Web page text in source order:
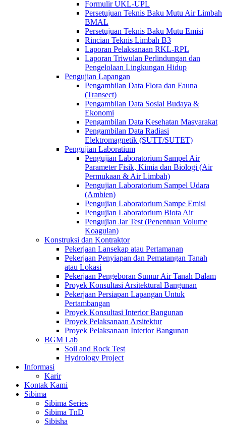
Formulir UKL-UPL
Persetujuan Teknis Baku Mutu Air Limbah
BMAL
Persetujuan Teknis Baku Mutu Emisi
Rincian Teknis Limbah B3
Laporan Pelaksanaan RKL-RPL
Laporan Triwulan Perlindungan dan
Pengelolaan Lingkungan Hidup
Pengujian Lapangan
Pengambilan Data Flora dan Fauna
(Transect)
Pengambilan Data Sosial Budaya &
Ekonomi
Pengambilan Data Kesehatan Masyarakat
Pengambilan Data Radiasi
Elektromagnetik (SUTT/SUTET)
Pengujian Laboratium
Pengujian Laboratorium Sampel Air
Parameter Fisik, Kimia dan Biologi (Air
Permukaan & Air Limbah)
Pengujian Laboratorium Sampel Udara
(Ambien)
Pengujian Laboratorium Sampe Emisi
Pengujian Laboratorium Biota Air
Pengujian Jar Test (Penentuan Volume
Koagulan)
Konstruksi dan Kontraktor
Pekerjaan Lansekap atau Pertamanan
Pekerjaan Penyiapan dan Pematangan Tanah
atau Lokasi
Pekerjaan Pengeboran Sumur Air Tanah Dalam
Proyek Konsultasi Arsitektural Bangunan
Pekerjaan Persiapan Lapangan Untuk
Pertambangan
Proyek Konsultasi Interior Bangunan
Proyek Pelaksanaan Arsitektur
Proyek Pelaksanaan Interior Bangunan
BGM Lab
Soil and Rock Test
Hydrology Project
Informasi
Karir
Kontak Kami
Sibima
Sibima Series
Sibima TnD
Sibisha